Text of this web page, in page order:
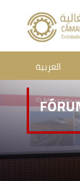
العربية